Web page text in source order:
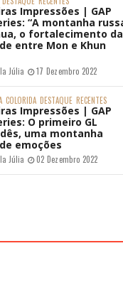
Impressões | GAP
“A montanha
o fortalecimento da
entre Mon e Khun
Júlia 17 Dezembro 2022
COLORIDA DESTAQUE RECENTES
Impressões | GAP
O primeiro GL
uma montanha
emoções
Júlia 02 Dezembro 2022